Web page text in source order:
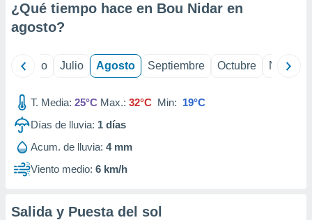
¿Qué tiempo hace en Bou Nidar en
agosto?
Junio Julio Agosto Septiembre Octubre
T. Media: 25°C Max.: 32°C Min: 19°C
Días de lluvia: 1 días
Acum. de lluvia: 4 mm
Viento medio: 6 km/h
Salida y Puesta del sol